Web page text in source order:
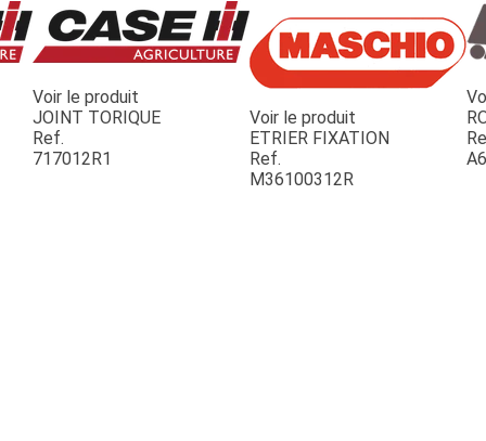
JOUET
ESPACES VERTS
Voir le produit
JOINT TORIQUE
Ref.
717012R1
Voir le produit
ETRIER FIXATION
Ref.
M36100312R